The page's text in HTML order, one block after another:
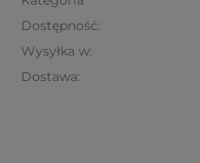
Dostępność:
Wysyłka w:
Dostawa: